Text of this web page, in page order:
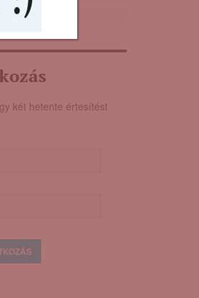
két hetente értesítést